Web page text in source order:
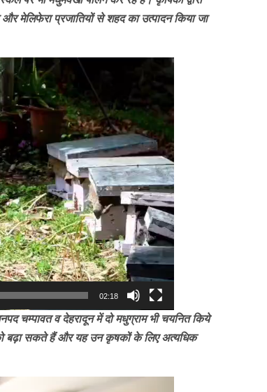
और मेलिफेरा प्रजातियों से शहद का उत्पादन किया जा
02:18
चम्पावत व देहरादून में दो मधुग्राम भी चयनित किये
बढ़ा सकते हैं और यह उन कृषकों के लिए अत्यधिक